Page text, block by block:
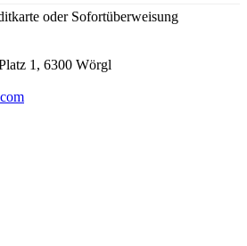
oder Sofortüberweisung
1, 6300 Wörgl